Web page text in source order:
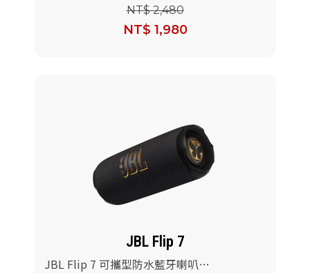
NT$ 2,480
NT$ 1,980
JBL Flip 7
JBL Flip 7 可攜型防水藍牙喇叭